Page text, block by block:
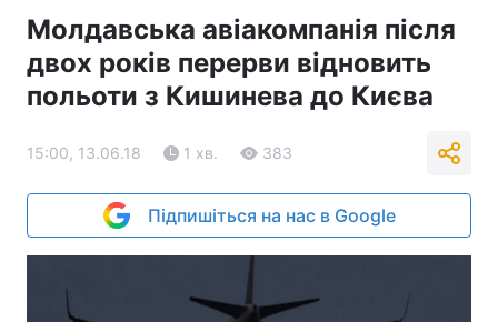
Молдавська авіакомпанія після
двох років перерви відновить
польоти з Кишинева до Києва
15:00, 13.06.18 1 хв. 383
Підпишіться на нас в Google